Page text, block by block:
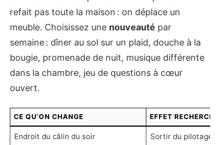
refait pas toute la maison : on déplace un
meuble. Choisissez une nouveauté par
semaine : dîner au sol sur un plaid, douche à la
bougie, promenade de nuit, musique différente
dans la chambre, jeu de questions à cœur
ouvert.
CE QU’ON CHANGE EFFET RECHERCHÉ
Endroit du câlin du soir Sortir du pilotage